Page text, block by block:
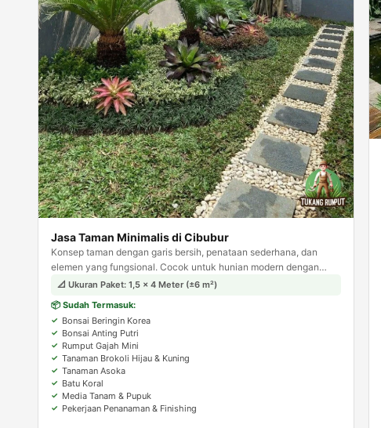
Jasa Taman Minimalis di Cibubur
Konsep taman dengan garis bersih, penataan sederhana, dan
elemen yang fungsional. Cocok untuk hunian modern dengan
lahan terbatas, tampil estetis tanpa kesan berlebihan.
📐 Ukuran Paket: 1,5 × 4 Meter (±6 m²)
📦 Sudah Termasuk:
Bonsai Beringin Korea
Bonsai Anting Putri
Rumput Gajah Mini
Tanaman Brokoli Hijau & Kuning
Tanaman Asoka
Batu Koral
Media Tanam & Pupuk
Pekerjaan Penanaman & Finishing